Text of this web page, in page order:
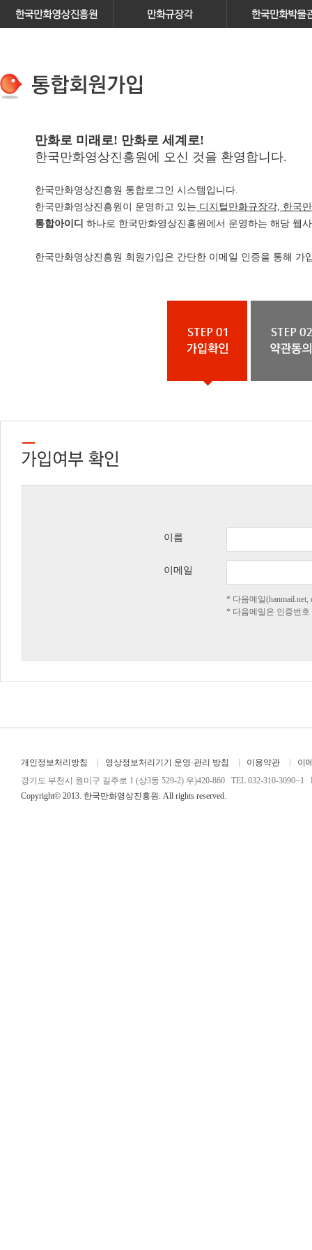
만화로 미래로! 만화로 세계로!
한국만화영상진흥원에 오신 것을 환영합니다.
한국만화영상진흥원 통합로그인 시스템입니다.
한국만화영상진흥원이 운영하고 있는 디지털만화규장각, 한국
통합아이디 하나로 한국만화영상진흥원에서 운영하는 해당 웹
한국만화영상진흥원 회원가입은 간단한 이메일 인증을 통해 가
이름
이메일
* 다음메일
* 다음메일은 인증번
개인정보처리방침 영상정보처리기기 운영·관리 방침 이용약관
이
경기도 부천시 원미구 길주로 1 (상3동 529-2) 우)420-860 TEL 032-310-3090~1
Copyright© 2013. 한국만화영상진흥원. All rights reserved.